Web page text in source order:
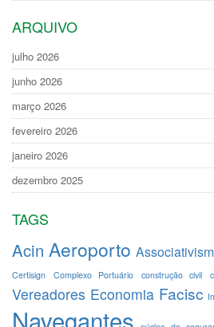
ARQUIVO
julho 2026
junho 2026
março 2026
fevereiro 2026
janeiro 2026
dezembro 2025
TAGS
Acin Aeroporto
Certisign Complexo Portuário construção civil
Vereadores Economia Facisc
Navegantes